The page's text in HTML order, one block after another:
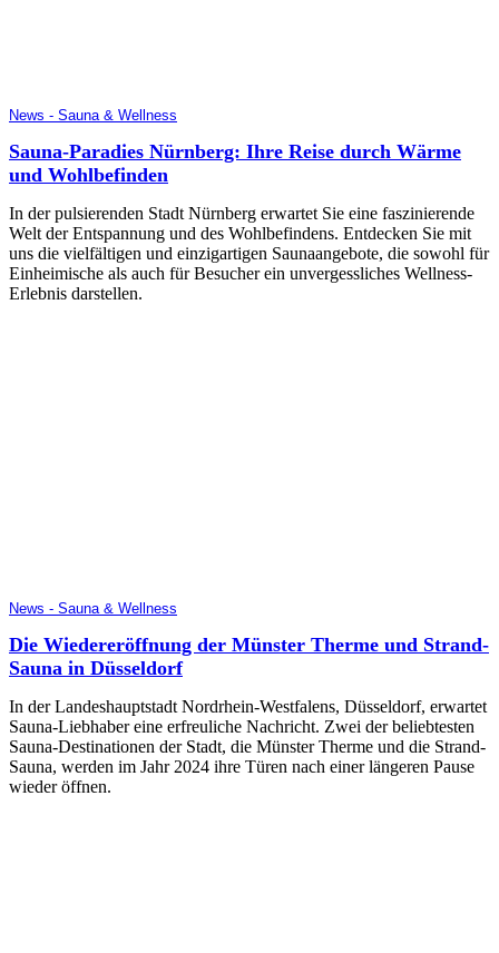
News - Sauna & Wellness
Sauna-Paradies Nürnberg: Ihre Reise durch Wärme
und Wohlbefinden
In der pulsierenden Stadt Nürnberg erwartet Sie eine faszinierende
Welt der Entspannung und des Wohlbefindens. Entdecken Sie mit
uns die vielfältigen und einzigartigen Saunaangebote, die sowohl für
Einheimische als auch für Besucher ein unvergessliches Wellness-
Erlebnis darstellen.
News - Sauna & Wellness
Die Wiedereröffnung der Münster Therme und Strand-
Sauna in Düsseldorf
In der Landeshauptstadt Nordrhein-Westfalens, Düsseldorf, erwartet
Sauna-Liebhaber eine erfreuliche Nachricht. Zwei der beliebtesten
Sauna-Destinationen der Stadt, die Münster Therme und die Strand-
Sauna, werden im Jahr 2024 ihre Türen nach einer längeren Pause
wieder öffnen.